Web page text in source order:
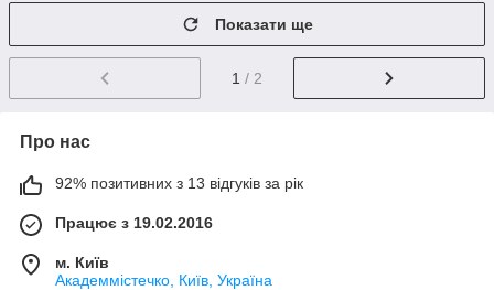
Показати ще
1 / 2
Про нас
92% позитивних з 13 відгуків за рік
Працює з 19.02.2016
м. Київ
Академмістечко, Київ, Україна